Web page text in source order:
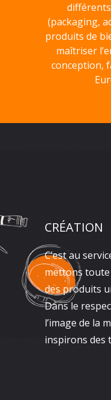
différents
(packaging,
produits de
maîtriser
conception,
CRÉATION
C’est au
mettons
des produits
Dans le
l’image de la
inspirons des